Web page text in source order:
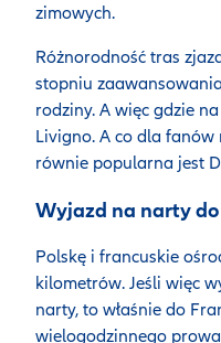
zimowych.
Różnorodność tras
stopniu
rodziny. A więc gdzie
Livigno. A co dla
równie popularna jest
Wyjazd na narty
Polskę i francuskie
kilometrów. Jeśli więc
narty, to właśnie do
wielogodzinnego